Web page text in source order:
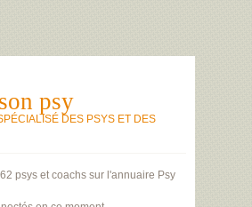
son psy
DES PSYS ET DES
psys et coachs sur l'annuaire Psy